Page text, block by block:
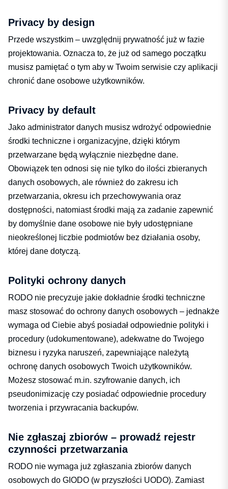
Privacy by design
Przede wszystkim – uwzględnij prywatność już w fazie
projektowania. Oznacza to, że już od samego początku
musisz pamiętać o tym aby w Twoim serwisie czy aplikacji
chronić dane osobowe użytkowników.
Privacy by default
Jako administrator danych musisz wdrożyć odpowiednie
środki techniczne i organizacyjne, dzięki którym
przetwarzane będą wyłącznie niezbędne dane.
Obowiązek ten odnosi się nie tylko do ilości zbieranych
danych osobowych, ale również do zakresu ich
przetwarzania, okresu ich przechowywania oraz
dostępności, natomiast środki mają za zadanie zapewnić
by domyślnie dane osobowe nie były udostępniane
nieokreślonej liczbie podmiotów bez działania osoby,
której dane dotyczą.
Polityki ochrony danych
RODO nie precyzuje jakie dokładnie środki techniczne
masz stosować do ochrony danych osobowych – jednakże
wymaga od Ciebie abyś posiadał odpowiednie polityki i
procedury (udokumentowane), adekwatne do Twojego
biznesu i ryzyka naruszeń, zapewniające należytą
ochronę danych osobowych Twoich użytkowników.
Możesz stosować m.in. szyfrowanie danych, ich
pseudonimizację czy posiadać odpowiednie procedury
tworzenia i przywracania backupów.
Nie zgłaszaj zbiorów – prowadź rejestr
czynności przetwarzania
RODO nie wymaga już zgłaszania zbiorów danych
osobowych do GIODO (w przyszłości UODO). Zamiast